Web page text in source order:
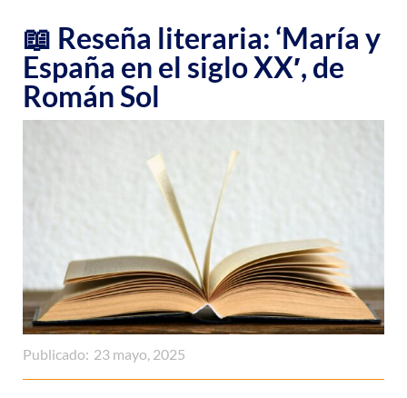
📖 Reseña literaria: ‘María y
España en el siglo XX′, de
Román Sol
Publicado: 23 mayo, 2025